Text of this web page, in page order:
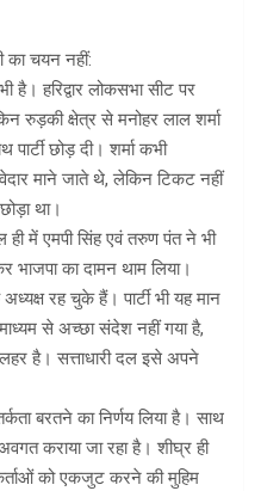
का चयन नहीं:
है। हरिद्वार लोकसभा सीट पर
रुड़की क्षेत्र से मनोहर लाल शर्मा
छोड़ दी। शर्मा कभी
माने जाते थे, लेकिन टिकट नहीं
था।
में एमपी सिंह एवं तरुण पंत ने भी
भाजपा का दामन थाम लिया।
रह चुके हैं। पार्टी भी यह मान
से अच्छा संदेश नहीं गया है,
है। सत्ताधारी दल इसे अपने
बरतने का निर्णय लिया है। साथ
कराया जा रहा है। शीघ्र ही
को एकजुट करने की मुहिम